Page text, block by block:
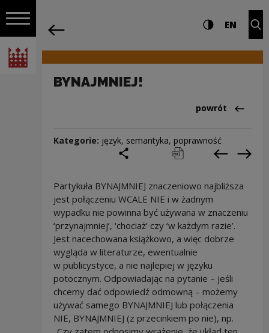
Włącz nawigację
Narodowe Centrum Kultury
Nawigacja Ustawienia i Wysoki
EN
BYNAJMNIEJ!
Powrót
powrót
Kategorie: język, semantyka, poprawność
podziel się
drukuj pobierz
Partykuła BYNAJMNIEJ znaczeniowo najbliższa
jest połączeniu WCALE NIE i w żadnym
wypadku nie powinna być używana w znaczeniu
‘przynajmniej’, ‘chociaż’ czy ‘w każdym razie’.
Jest nacechowana książkowo, a więc dobrze
wygląda w literaturze, ewentualnie
w publicystyce, a nie najlepiej w języku
potocznym. Odpowiadając na pytanie – jeśli
chcemy dać odpowiedź odmowną – możemy
używać samego BYNAJMNIEJ lub połączenia
NIE, BYNAJMNIEJ (z przecinkiem po nie), np.